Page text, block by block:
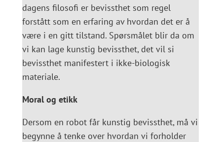
dagens filosofi er bevissthet som regel
forstått som en erfaring av hvordan det er å
være i en gitt tilstand. Spørsmålet blir da om
vi kan lage kunstig bevissthet, det vil si
bevissthet manifestert i ikke-biologisk
materiale.
Moral og etikk
Dersom en robot får kunstig bevissthet, må vi
begynne å tenke over hvordan vi forholder